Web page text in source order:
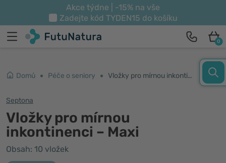
Akce týdne | -15% na vše
Zadejte kód TYDEN15 do košíku
0
Domů Péče o seniory Vložky pro mírnou inkontinenci – Maxi
Septona
Vložky pro mírnou
inkontinenci – Maxi
Obsah: 10 vložek